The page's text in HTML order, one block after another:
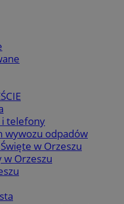
i telefony
wywozu odpadów
w Orzeszu
w Orzeszu